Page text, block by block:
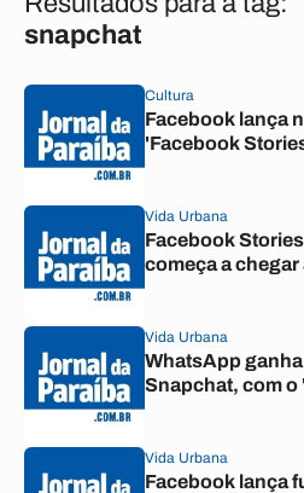
snapchat
Cultura
Facebook lança
'Facebook
Vida Urbana
Facebook
começa a chegar
Vida Urbana
WhatsApp
Snapchat, com o
Vida Urbana
Facebook lança